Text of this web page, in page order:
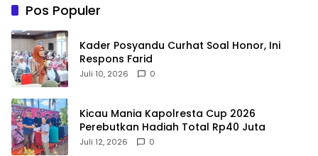
Pos Populer
Kader Posyandu Curhat Soal Honor, Ini
Respons Farid
Juli 10, 2026 0
Kicau Mania Kapolresta Cup 2026
Perebutkan Hadiah Total Rp40 Juta
Juli 12, 2026 0